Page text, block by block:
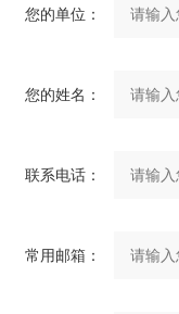
您的单位：
您的姓名：
联系电话：
常用邮箱：